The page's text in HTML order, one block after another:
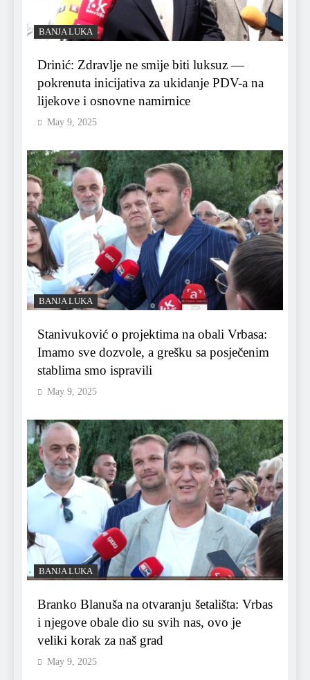
BANJA LUKA
Drinić: Zdravlje ne smije biti luksuz —
pokrenuta inicijativa za ukidanje PDV-a na
lijekove i osnovne namirnice
May 9, 2025
BANJA LUKA
Stanivuković o projektima na obali Vrbasa:
Imamo sve dozvole, a grešku sa posječenim
stablima smo ispravili
May 9, 2025
BANJA LUKA
Branko Blanuša na otvaranju šetališta: Vrbas
i njegove obale dio su svih nas, ovo je
veliki korak za naš grad
May 9, 2025